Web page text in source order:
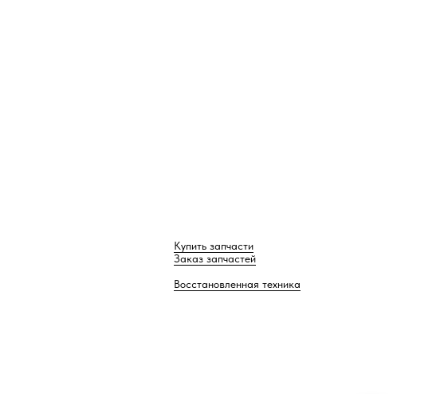
Купить запчасти
Заказ запчастей
Восстановленная техника